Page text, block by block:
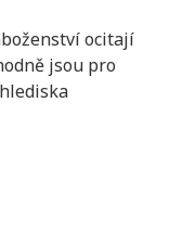
ocitají
jsou pro